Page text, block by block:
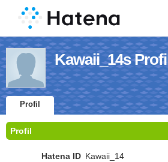
Kawaii_14s Profil
Profil
Profil
Hatena ID Kawaii_14